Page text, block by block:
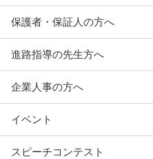
保護者・保証人の方へ
進路指導の先生方へ
企業人事の方へ
イベント
スピーチコンテスト